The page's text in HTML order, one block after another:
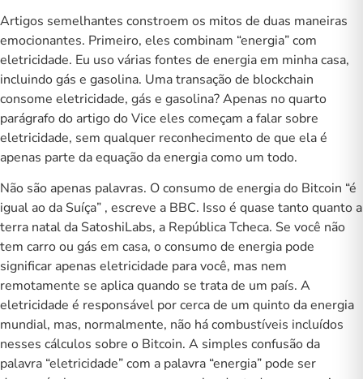
Artigos semelhantes constroem os mitos de duas maneiras
emocionantes. Primeiro, eles combinam “energia” com
eletricidade. Eu uso várias fontes de energia em minha casa,
incluindo gás e gasolina. Uma transação de blockchain
consome eletricidade, gás e gasolina? Apenas no quarto
parágrafo do artigo do Vice eles começam a falar sobre
eletricidade, sem qualquer reconhecimento de que ela é
apenas parte da equação da energia como um todo.
Não são apenas palavras. O consumo de energia do Bitcoin “é
igual ao da Suíça” , escreve a BBC. Isso é quase tanto quanto a
terra natal da SatoshiLabs, a República Tcheca. Se você não
tem carro ou gás em casa, o consumo de energia pode
significar apenas eletricidade para você, mas nem
remotamente se aplica quando se trata de um país. A
eletricidade é responsável por cerca de um quinto da energia
mundial, mas, normalmente, não há combustíveis incluídos
nesses cálculos sobre o Bitcoin. A simples confusão da
palavra “eletricidade” com a palavra “energia” pode ser